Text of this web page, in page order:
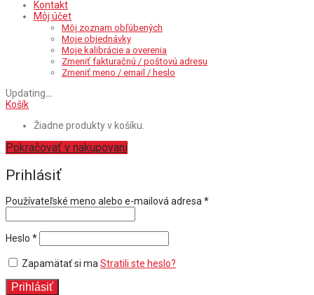
Kontakt
Môj účet
Môj zoznam obľúbených
Moje objednávky
Moje kalibrácie a overenia
Zmeniť fakturačnú / poštovú adresu
Zmeniť meno / email / heslo
Updating…
Košík
Žiadne produkty v košíku.
Pokračovať v nakupovaní
Prihlásiť
Používateľské meno alebo e-mailová adresa *Povinné
Heslo *Povinné
Zapamätať si ma Stratili ste heslo?
Prihlásiť